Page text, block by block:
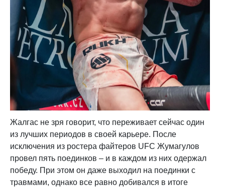
Жалгас не зря говорит, что переживает сейчас один
из лучших периодов в своей карьере. После
исключения из ростера файтеров UFC Жумагулов
провел пять поединков – и в каждом из них одержал
победу. При этом он даже выходил на поединки с
травмами, однако все равно добивался в итоге